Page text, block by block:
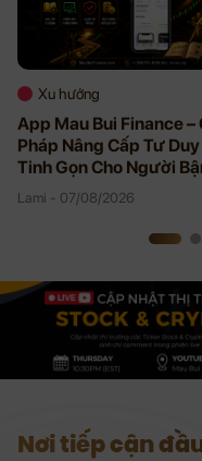
Xu hướng
App Mau Bui Finance –
Pháp Nâng Cấp Tư Duy
Tinh Gọn Cho Người
Rộn
Lami - 07/08/2026
Nơi tiếp cận